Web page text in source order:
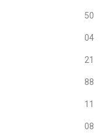
50
04
21
88
11
08